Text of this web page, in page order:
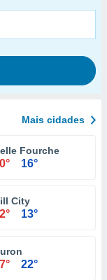
Mais cidades
Fourche
16°
City
13°
22°